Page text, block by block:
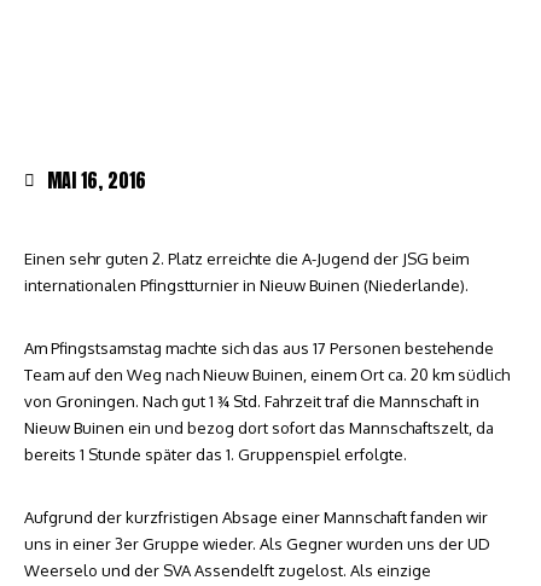
MAI 16, 2016
Einen sehr guten 2. Platz erreichte die A-Jugend der JSG beim
internationalen Pfingstturnier in Nieuw Buinen (Niederlande).
Am Pfingstsamstag machte sich das aus 17 Personen bestehende
Team auf den Weg nach Nieuw Buinen, einem Ort ca. 20 km südlich
von Groningen. Nach gut 1 ¾ Std. Fahrzeit traf die Mannschaft in
Nieuw Buinen ein und bezog dort sofort das Mannschaftszelt, da
bereits 1 Stunde später das 1. Gruppenspiel erfolgte.
Aufgrund der kurzfristigen Absage einer Mannschaft fanden wir
uns in einer 3er Gruppe wieder. Als Gegner wurden uns der UD
Weerselo und der SVA Assendelft zugelost. Als einzige